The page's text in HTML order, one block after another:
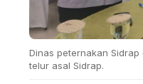
Dinas peternakan
telur asal Sidrap.